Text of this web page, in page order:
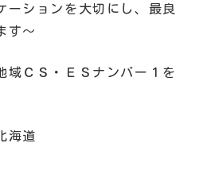
ーションを大切にし、最良
す～
ＣＳ・ＥＳナンバー１を
海道